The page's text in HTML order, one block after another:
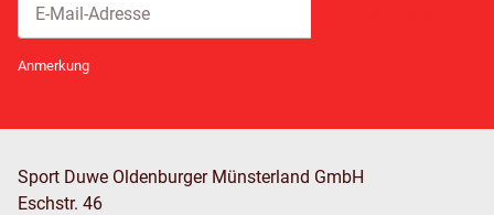
Anmerkung
Sport Duwe Oldenburger Münsterland GmbH
Eschstr. 46